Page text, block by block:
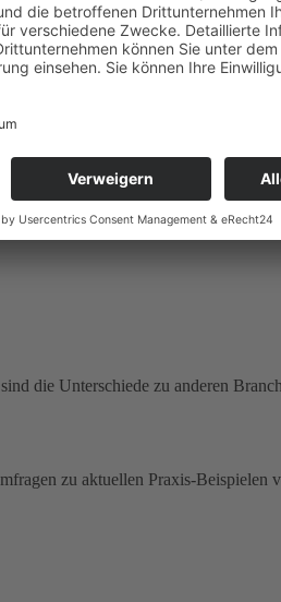
die Unterschiede zu anderen
zu aktuellen Praxis-